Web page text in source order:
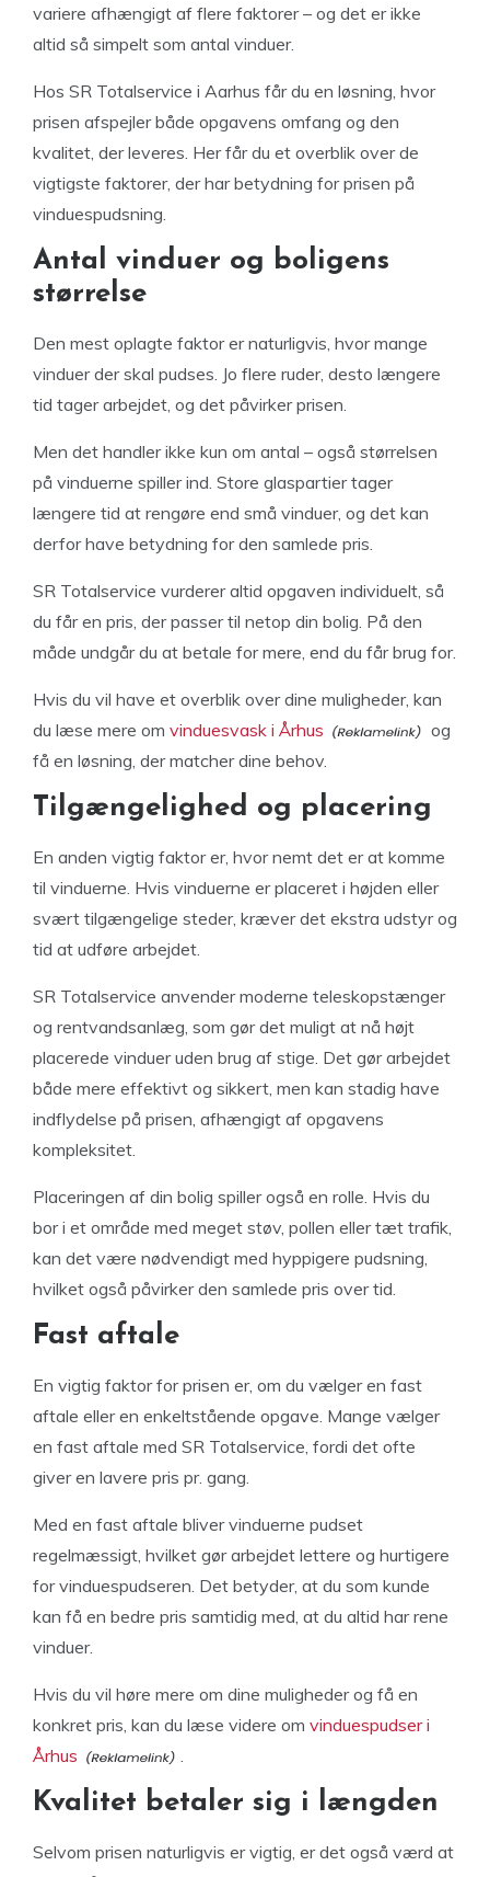
variere afhængigt af flere faktorer – og det er ikke
altid så simpelt som antal vinduer.
Hos SR Totalservice i Aarhus får du en løsning, hvor
prisen afspejler både opgavens omfang og den
kvalitet, der leveres. Her får du et overblik over de
vigtigste faktorer, der har betydning for prisen på
vinduespudsning.
Antal vinduer og boligens
størrelse
Den mest oplagte faktor er naturligvis, hvor mange
vinduer der skal pudses. Jo flere ruder, desto længere
tid tager arbejdet, og det påvirker prisen.
Men det handler ikke kun om antal – også størrelsen
på vinduerne spiller ind. Store glaspartier tager
længere tid at rengøre end små vinduer, og det kan
derfor have betydning for den samlede pris.
SR Totalservice vurderer altid opgaven individuelt, så
du får en pris, der passer til netop din bolig. På den
måde undgår du at betale for mere, end du får brug for.
Hvis du vil have et overblik over dine muligheder, kan
du læse mere om vinduesvask i Århus
og
få en løsning, der matcher dine behov.
Tilgængelighed og placering
En anden vigtig faktor er, hvor nemt det er at komme
til vinduerne. Hvis vinduerne er placeret i højden eller
svært tilgængelige steder, kræver det ekstra udstyr og
tid at udføre arbejdet.
SR Totalservice anvender moderne teleskopstænger
og rentvandsanlæg, som gør det muligt at nå højt
placerede vinduer uden brug af stige. Det gør arbejdet
både mere effektivt og sikkert, men kan stadig have
indflydelse på prisen, afhængigt af opgavens
kompleksitet.
Placeringen af din bolig spiller også en rolle. Hvis du
bor i et område med meget støv, pollen eller tæt trafik,
kan det være nødvendigt med hyppigere pudsning,
hvilket også påvirker den samlede pris over tid.
Fast aftale
En vigtig faktor for prisen er, om du vælger en fast
aftale eller en enkeltstående opgave. Mange vælger
en fast aftale med SR Totalservice, fordi det ofte
giver en lavere pris pr. gang.
Med en fast aftale bliver vinduerne pudset
regelmæssigt, hvilket gør arbejdet lettere og hurtigere
for vinduespudseren. Det betyder, at du som kunde
kan få en bedre pris samtidig med, at du altid har rene
vinduer.
Hvis du vil høre mere om dine muligheder og få en
konkret pris, kan du læse videre om vinduespudser i
Århus
Kvalitet betaler sig i længden
Selvom prisen naturligvis er vigtig, er det også værd at